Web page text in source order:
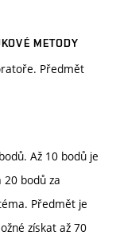
METODY
Předmět
Až 10 bodů je
bodů za
Předmět je
získat až 70